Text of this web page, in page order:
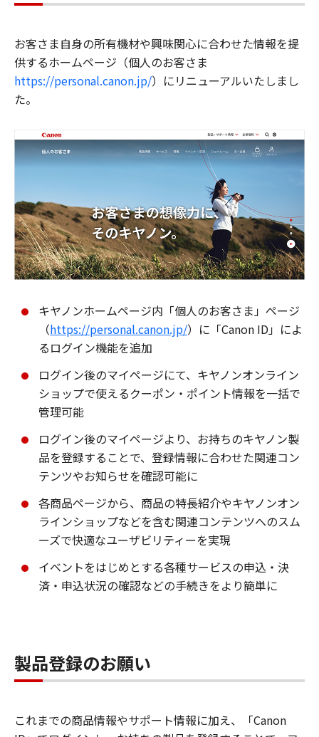
お客さま自身の所有機材や興味関心に合わせた情報を提
供するホームページ（個人のお客さま
https://personal.canon.jp/）にリニューアルいたしまし
た。
キヤノンホームページ内「個人のお客さま」ページ
（https://personal.canon.jp/）に「Canon ID」によ
るログイン機能を追加
ログイン後のマイページにて、キヤノンオンライン
ショップで使えるクーポン・ポイント情報を一括で
管理可能
ログイン後のマイページより、お持ちのキヤノン製
品を登録することで、登録情報に合わせた関連コン
テンツやお知らせを確認可能に
各商品ページから、商品の特長紹介やキヤノンオン
ラインショップなどを含む関連コンテンツへのスム
ーズで快適なユーザビリティーを実現
イベントをはじめとする各種サービスの申込・決
済・申込状況の確認などの手続きをより簡単に
製品登録のお願い
これまでの商品情報やサポート情報に加え、「Canon